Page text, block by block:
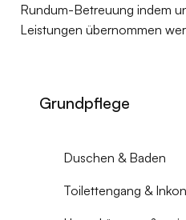
Rundum-Betreuung indem
Leistungen übernommen
Grundpflege
Duschen & Baden
Toilettengang &